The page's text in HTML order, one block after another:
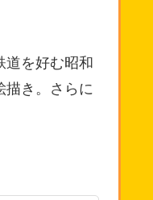
道を好む昭和
描き。さらに